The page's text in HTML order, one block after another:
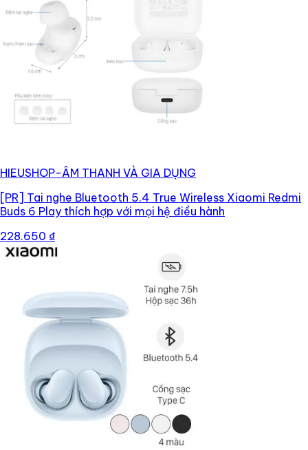
HIEUSHOP-ÂM THANH VÀ GIA DỤNG
[PR] Tai nghe Bluetooth 5.4 True Wireless Xiaomi Redmi
Buds 6 Play thích hợp với mọi hệ điều hành
228.650 ₫